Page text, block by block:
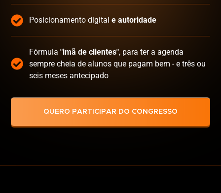
Posicionamento digital e autoridade
Fórmula "imã de clientes", para ter a agenda
sempre cheia de alunos que pagam bem - e três ou
seis meses antecipado
QUERO PARTICIPAR DO CONGRESSO